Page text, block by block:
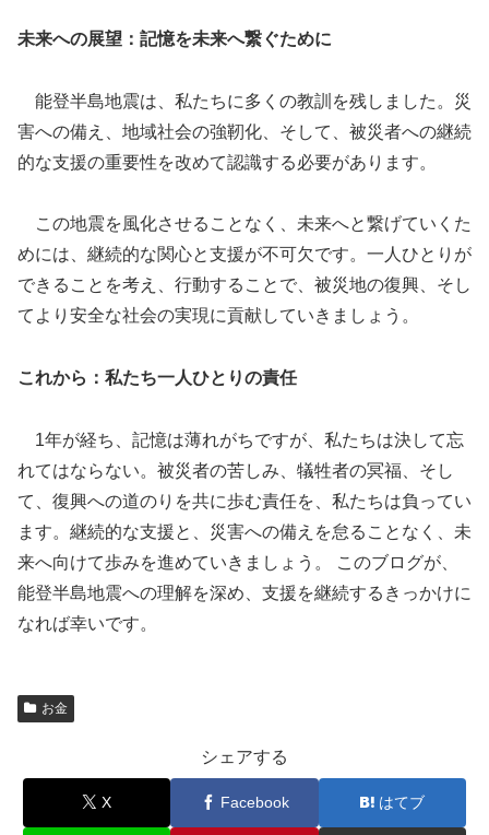
未来への展望：記憶を未来へ繋ぐために
能登半島地震は、私たちに多くの教訓を残しました。災
害への備え、地域社会の強靭化、そして、被災者への継続
的な支援の重要性を改めて認識する必要があります。
この地震を風化させることなく、未来へと繋げていくた
めには、継続的な関心と支援が不可欠です。一人ひとりが
できることを考え、行動することで、被災地の復興、そし
てより安全な社会の実現に貢献していきましょう。
これから：私たち一人ひとりの責任
1年が経ち、記憶は薄れがちですが、私たちは決して忘
れてはならない。被災者の苦しみ、犠牲者の冥福、そし
て、復興への道のりを共に歩む責任を、私たちは負ってい
ます。継続的な支援と、災害への備えを怠ることなく、未
来へ向けて歩みを進めていきましょう。 このブログが、
能登半島地震への理解を深め、支援を継続するきっかけに
なれば幸いです。
お金
シェアする
X Facebook はてブ